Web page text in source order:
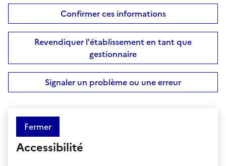
Confirmer ces informations
Revendiquer l'établissement en tant que
gestionnaire
Signaler un problème ou une erreur
Fermer
Accessibilité